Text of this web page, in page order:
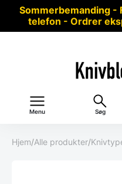
Sommerbemanding -
telefon - Ordrer
Menu Søg
Hjem/Alle produkter/